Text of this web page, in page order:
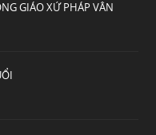
GIÁO XỨ PHÁP VÂN